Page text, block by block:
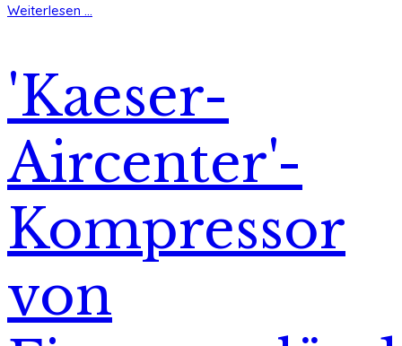
Weiterlesen ...
'Kaeser-
Aircenter'-
Kompressor
von